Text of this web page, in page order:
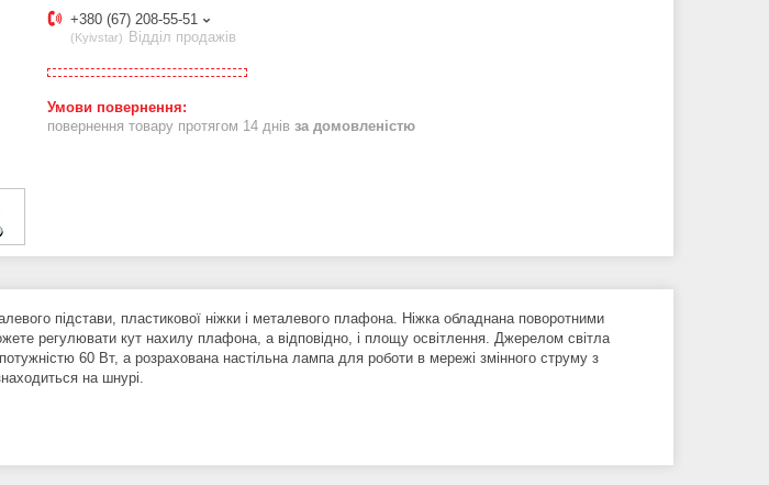
+380 (67) 208-55-51
Kyivstar Відділ продажів
повернення товару протягом 14 днів за домовленістю
підстави, пластикової ніжки і металевого плафона. Ніжка обладнана поворотними
регулювати кут нахилу плафона, а відповідно, і площу освітлення. Джерелом світла
60 Вт, а розрахована настільна лампа для роботи в мережі змінного струму з
на шнурі.